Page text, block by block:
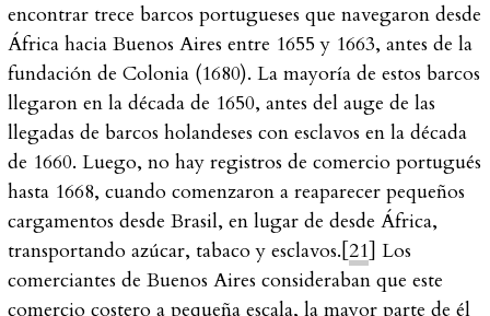
encontrar trece barcos portugueses que navegaron desde
África hacia Buenos Aires entre 1655 y 1663, antes de la
fundación de Colonia (1680). La mayoría de estos barcos
llegaron en la década de 1650, antes del auge de las
llegadas de barcos holandeses con esclavos en la década
de 1660. Luego, no hay registros de comercio portugués
hasta 1668, cuando comenzaron a reaparecer pequeños
cargamentos desde Brasil, en lugar de desde África,
transportando azúcar, tabaco y esclavos.[21] Los
comerciantes de Buenos Aires consideraban que este
comercio costero a pequeña escala, la mayor parte de él